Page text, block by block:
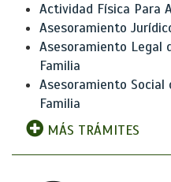
Actividad Física Para
Asesoramiento
Asesoramiento Legal
Familia
Asesoramiento Social
Familia
MÁS TRÁMITES